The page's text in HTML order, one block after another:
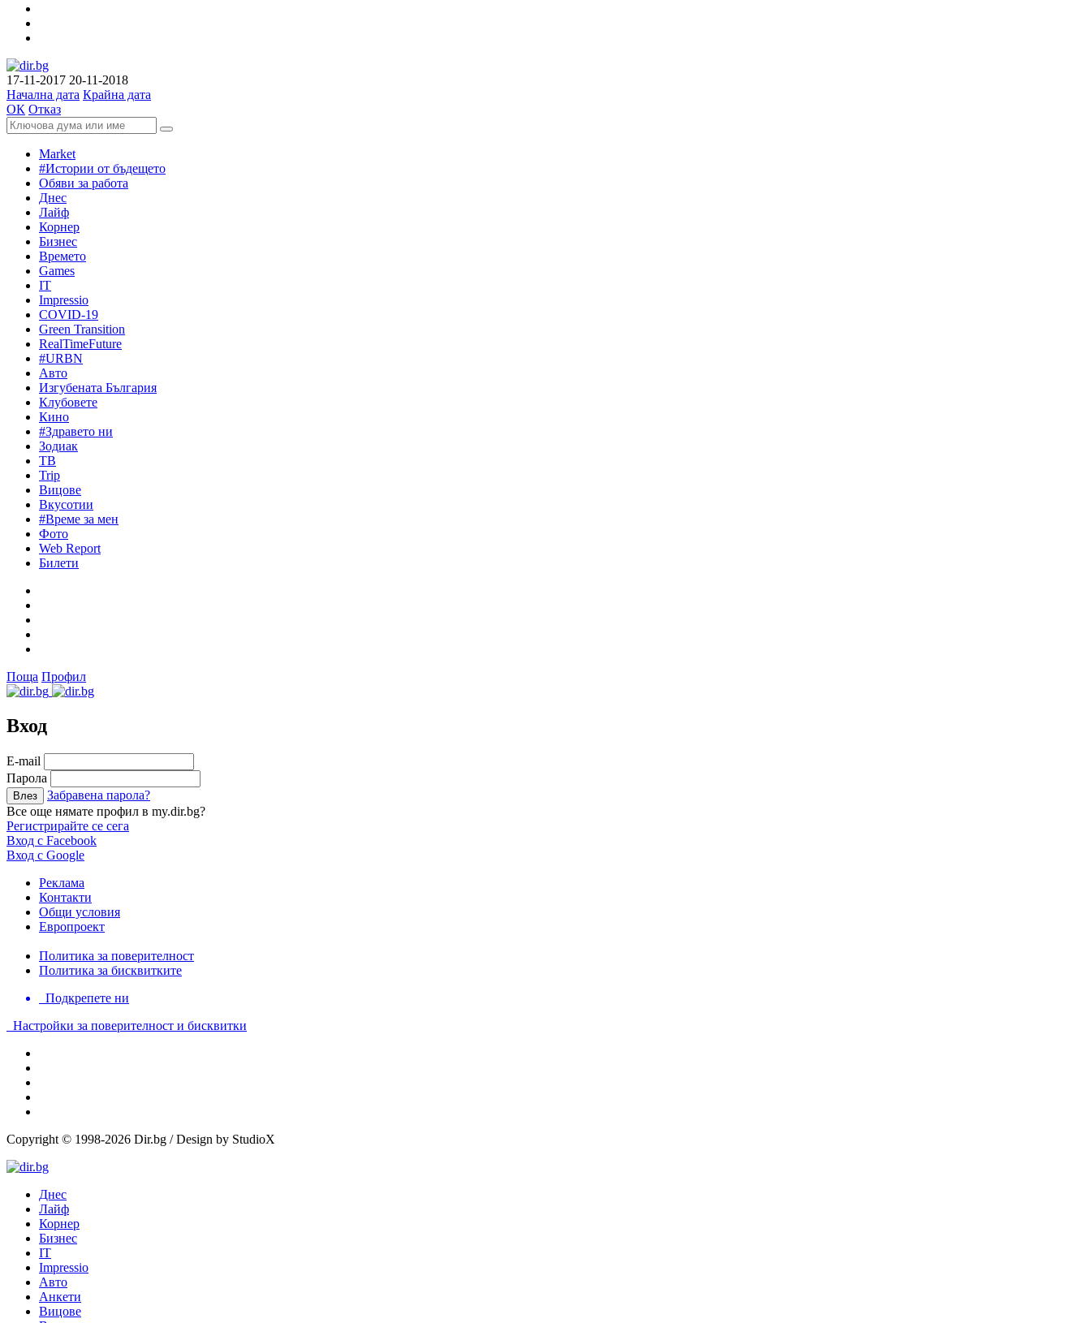
17-11-2017 20-11-2018
Начална дата Крайна дата
ОК Отказ
Market
#Истории от бъдещето
Обяви за работа
Днес
Лайф
Корнер
Бизнес
Времето
Games
IT
Impressio
COVID-19
Green Transition
RealTimeFuture
#URBN
Авто
Изгубената България
Клубовете
Кино
#Здравето ни
Зодиак
ТВ
Trip
Вицове
Вкусотии
#Време за мен
Фото
Web Report
Билети
Поща Профил
Вход
Е-mail
Парола
Забравена парола?
Все още нямате профил в my.dir.bg?
Регистрирайте се сега
Вход с Facebook
Вход с Google
Реклама
Контакти
Общи условия
Европроект
Политика за поверителност
Политика за бисквитките
Подкрепете ни
Настройки за поверителност и бисквитки
Copyright © 1998-2026 Dir.bg / Design by StudioX
Днес
Лайф
Корнер
Бизнес
IT
Impressio
Авто
Анкети
Вицове